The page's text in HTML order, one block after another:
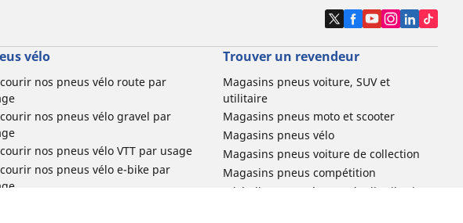
vélo
nos pneus vélo route par
nos pneus vélo gravel par
nos pneus vélo VTT par usage
nos pneus vélo e-bike par
Trouver un revendeur
Magasins pneus voiture, SUV et
utilitaire
Magasins pneus moto et scooter
Magasins pneus vélo
Magasins pneus voiture de collection
Magasins pneus compétition
Michelin et ses réseaux de distribution